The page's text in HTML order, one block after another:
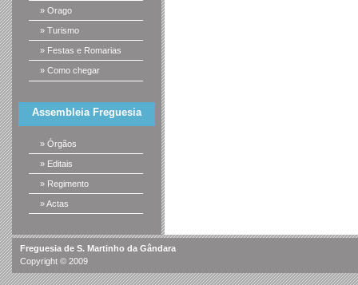
» Orago
» Turismo
» Festas e Romarias
» Como chegar
Assembleia Freguesia
» Órgãos
» Editais
» Regimento
» Actas
Freguesia de S. Martinho da Gândara
Copyright © 2009